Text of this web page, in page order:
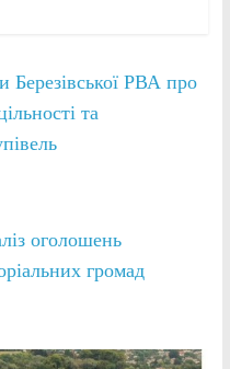
Березівської РВА про
та
оголошень
громад